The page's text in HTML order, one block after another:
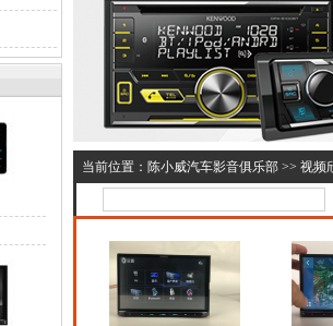
当前位置： 陈小威汽车影音俱乐部 >> 视频